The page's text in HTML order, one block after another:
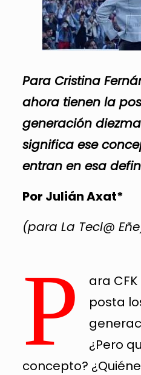
Para Cristina
ahora tienen la
generación
significa ese
entran en esa
Por Julián Axat*
(para La Tecl@
P
ara
posta
¿Pero
concepto?